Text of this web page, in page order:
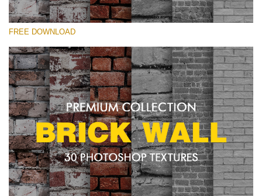
Kérlek, válassz
Brick Wall
(30 Textures)
Large 6000*4000px
Entire Collection
(1783 Overlays)
Large 6000*4000px
Ingyenes letöltés
FREE DOWNLOAD